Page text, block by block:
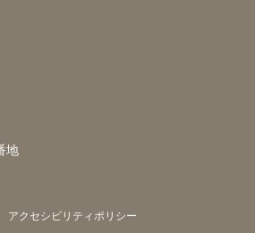
地
アクセシビリティポリシー